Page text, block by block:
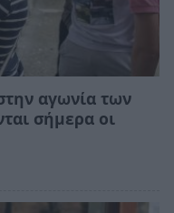
αγωνία των
σήμερα οι